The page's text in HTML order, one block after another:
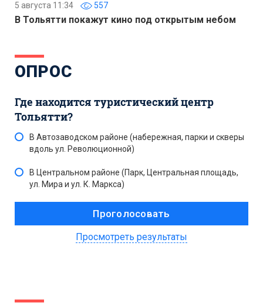
5 августа 11:34 557
В Тольятти покажут кино под открытым небом
ОПРОС
Где находится туристический центр
Тольятти?
В Автозаводском районе (набережная, парки и скверы
вдоль ул. Революционной)
В Центральном районе (Парк, Центральная площадь,
ул. Мира и ул. К. Маркса)
Просмотреть результаты